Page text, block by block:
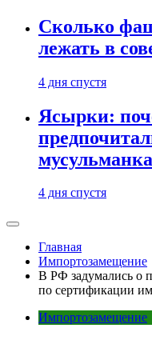
Сколько
лежать в
4 дня спустя
Ясырки:
4 дня спустя
Главная
Импортозамещение
В РФ задумались о
по сертификации
Импортозамещение